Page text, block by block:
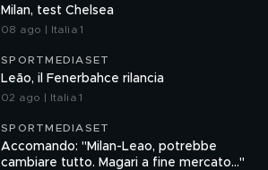
Milan, test Chelsea
08 ago | Italia 1
SPORTMEDIASET
Leão, il Fenerbahce rilancia
02 ago | Italia 1
SPORTMEDIASET
Accomando: "Milan-Leao, potrebbe
cambiare tutto. Magari a fine mercato…"